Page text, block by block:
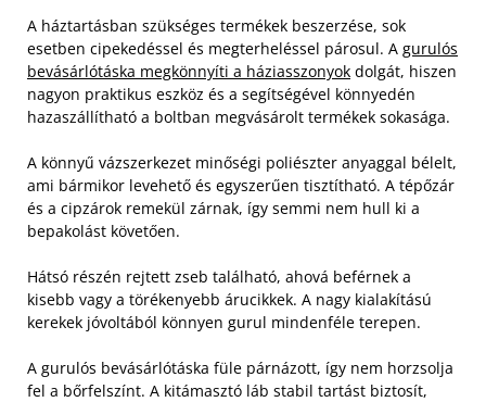
A háztartásban szükséges termékek beszerzése, sok
esetben cipekedéssel és megterheléssel párosul. A gurulós
bevásárlótáska megkönnyíti a háziasszonyok dolgát, hiszen
nagyon praktikus eszköz és a segítségével könnyedén
hazaszállítható a boltban megvásárolt termékek sokasága.
A könnyű vázszerkezet minőségi poliészter anyaggal bélelt,
ami bármikor levehető és egyszerűen tisztítható. A tépőzár
és a cipzárok remekül zárnak, így semmi nem hull ki a
bepakolást követően.
Hátsó részén rejtett zseb található, ahová beférnek a
kisebb vagy a törékenyebb árucikkek. A nagy kialakítású
kerekek jóvoltából könnyen gurul mindenféle terepen.
A gurulós bevásárlótáska füle párnázott, így nem horzsolja
fel a bőrfelszínt. A kitámasztó láb stabil tartást biztosít,